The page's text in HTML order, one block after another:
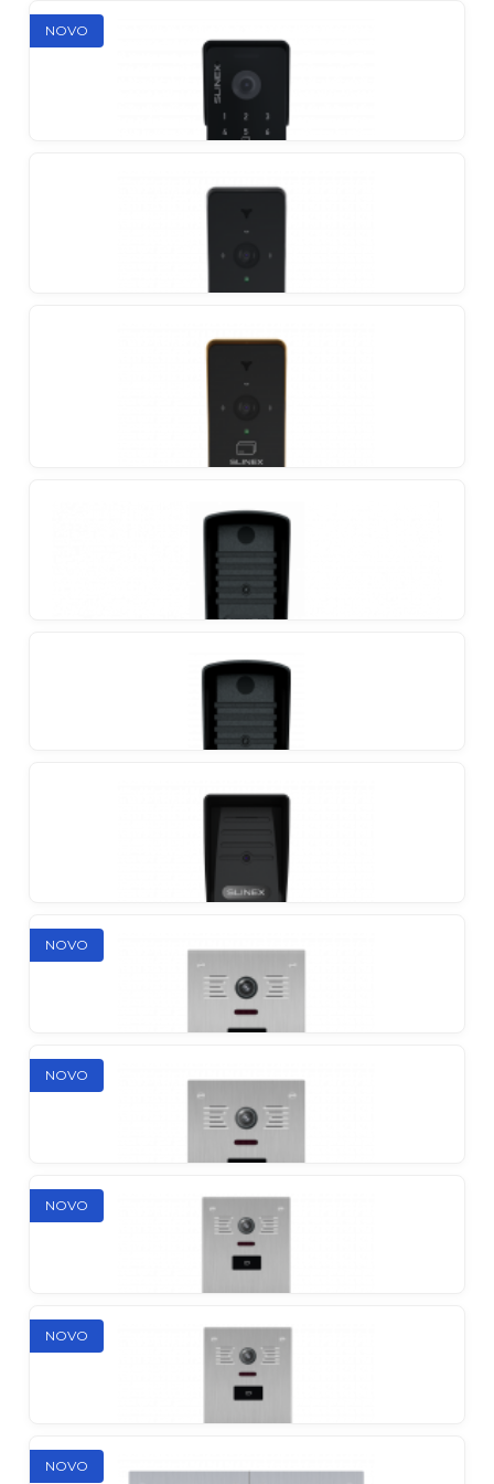
Vanjski panel za 4 korisnika
Vanjska stanica s ultraširokokutnom 2MP kamerom
NOVO
Full HD vanjska stanica s pristupom putem otiska
Slinex ML-20HD
i podrškom za AHD/CVBS
Slinex ML-20CRHD
podrškom za AHD/CVBS i bežičnim čitačem ID
kartica
Slinex ML-16HD
kućište čine ovaj panel jasnim liderom u svojoj klasi
Anti-vandal vanjski panel u klasičnom kućištu
Vanjski panel s izlazom signala na DVR za snimanje
pri pokretu i AHD
NOVO
Slinex MB-06CRHD
Višestambeni vanjski panel s čitačem EM-Marin
NOVO
Slinex MB-08CRHD
Višestambeni vanjski panel s čitačem EM-Marin
NOVO
NOVO
NOVO